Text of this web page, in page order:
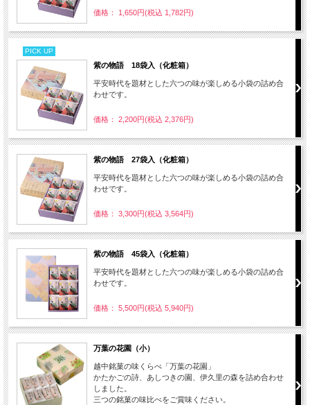
価格： 1,650円(税込 1,782円)
PICK UP
紫の物語 18袋入（化粧箱）
平安時代を題材とした六つの味が楽しめる小袋の詰め合
わせです。
価格： 2,200円(税込 2,376円)
紫の物語 27袋入（化粧箱）
平安時代を題材とした六つの味が楽しめる小袋の詰め合
わせです。
価格： 3,300円(税込 3,564円)
紫の物語 45袋入（化粧箱）
平安時代を題材とした六つの味が楽しめる小袋の詰め合
わせです。
価格： 5,500円(税込 5,940円)
万葉の花園（小）
越中銘菓の味くらべ「万葉の花園」
かたかごの詩、あしつきの園、伊久里の森を詰め合わせ
しました。
三つの銘菓の味比べをご賞味ください。